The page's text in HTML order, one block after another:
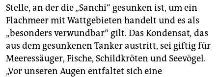
Stelle, an der die „Sanchi“ gesunken ist, um ein
Flachmeer mit Wattgebieten handelt und es als
„besonders verwundbar“ gilt. Das Kondensat, das
aus dem gesunkenen Tanker austritt, sei giftig für
Meeressäuger, Fische, Schildkröten und Seevögel.
„Vor unseren Augen entfaltet sich eine